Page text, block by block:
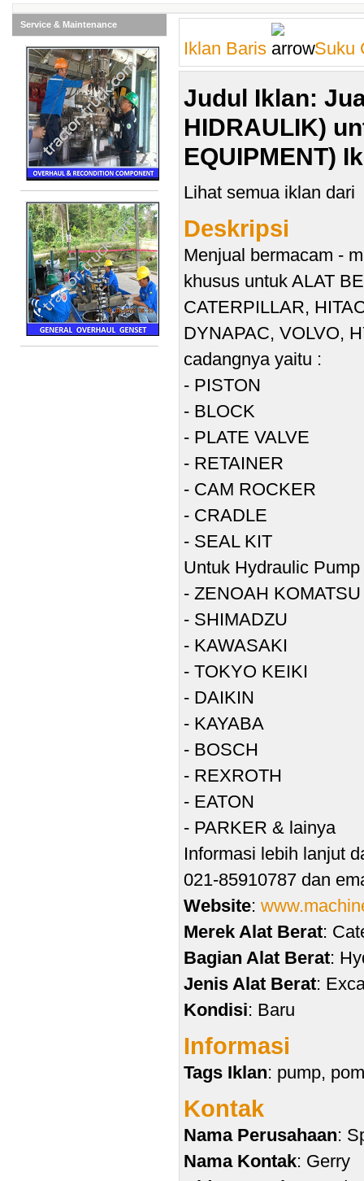
Iklan Baris Suku
Judul Iklan:
HIDRAULIK)
EQUIPMENT)
Lihat semua iklan dari
Deskripsi
Menjual bermacam -
khusus untuk ALAT
CATERPILLAR,
DYNAPAC, VOLVO,
cadangnya yaitu :
- PISTON
- BLOCK
- PLATE VALVE
- RETAINER
- CAM ROCKER
- CRADLE
- SEAL KIT
Untuk Hydraulic
- ZENOAH KOMATSU
- SHIMADZU
- KAWASAKI
- TOKYO KEIKI
- DAIKIN
- KAYABA
- BOSCH
- REXROTH
- EATON
- PARKER & lainya
Informasi lebih lanjut
021-85910787 dan
Website:
Merek Alat Berat:
Bagian Alat Berat:
Jenis Alat Berat:
Kondisi: Baru
Informasi
Tags Iklan: pump,
Kontak
Nama Perusahaan:
Nama Kontak: Gerry
Service & Maintenance